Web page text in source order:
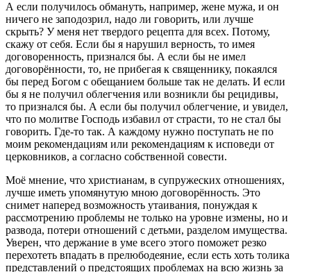
А если получилось обмануть, например, жене мужа, и он
ничего не заподозрил, надо ли говорить, или лучше
скрыть? У меня нет твердого рецепта для всех. Потому,
скажу от себя. Если бы я нарушил верность, то имея
договоренность, признался бы. А если бы не имел
договорённости, то, не прибегая к священнику, покаялся
бы перед Богом с обещанием больше так не делать. И если
бы я не получил облегчения или возникли бы рецидивы,
то признался бы. А если бы получил облегчение, и увидел,
что по молитве Господь избавил от страсти, то не стал бы
говорить. Где-то так. А каждому нужно поступать не по
моим рекомендациям или рекомендациям к исповеди от
церковников, а согласно собственной совести.
Моё мнение, что христианам, в супружеских отношениях,
лучше иметь упомянутую мною договорённость. Это
снимет наперед возможность утаивания, понуждая к
рассмотрению проблемы не только на уровне измены, но и
развода, потери отношений с детьми, разделом имущества.
Уверен, что держание в уме всего этого поможет резко
перехотеть впадать в прелюбодеяние, если есть хоть толика
представлений о предстоящих проблемах на всю жизнь за